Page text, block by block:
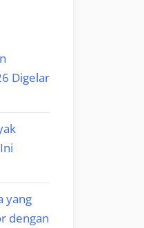
Digelar
yang
dengan